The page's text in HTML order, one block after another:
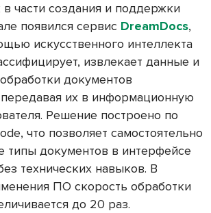
части создания и поддержки
появился сервис DreamDocs,
искусственного интеллекта
извлекает данные и
документов
передавая их в информационную
Решение построено по
что позволяет самостоятельно
типы документов в интерфейсе
технических навыков. В
ПО скорость обработки
до 20 раз.